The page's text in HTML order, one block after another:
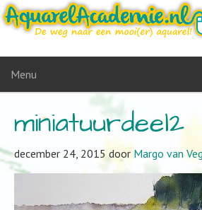
Menu
miniatuurdeel2
december 24, 2015 door Margo van